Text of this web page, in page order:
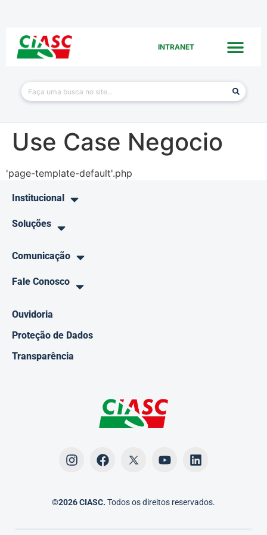
INTRANET
Use Case Negocio
'page-template-default'.php
Institucional
Soluções
Comunicação
Fale Conosco
Ouvidoria
Proteção de Dados
Transparência
©2026 CIASC. Todos os direitos reservados.